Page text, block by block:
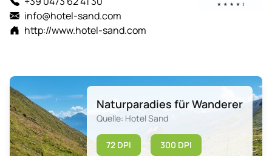
info@hotel-sand.com
http://www.hotel-sand.com
Naturparadies für Wanderer
Quelle: Hotel Sand
72 DPI 300 DPI